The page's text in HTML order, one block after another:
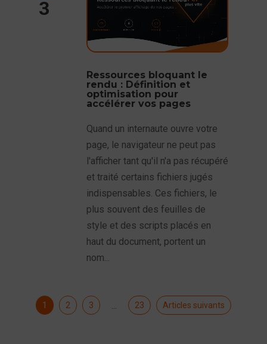
3
Ressources bloquant le
rendu : Définition et
optimisation pour
accélérer vos pages
Quand un internaute ouvre votre
page, le navigateur ne peut pas
l'afficher tant qu'il n'a pas récupéré
et traité certains fichiers jugés
indispensables. Ces fichiers, le
plus souvent des feuilles de
style et des scripts placés en
haut du document, portent un
nom...
1 2 3 23 Articles suivants